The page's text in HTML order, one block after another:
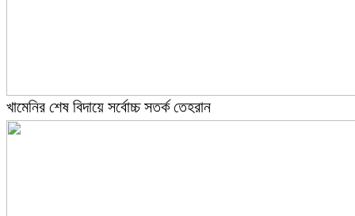
খামেনির শেষ বিদায়ে সর্বোচ্চ সতর্ক তেহরান